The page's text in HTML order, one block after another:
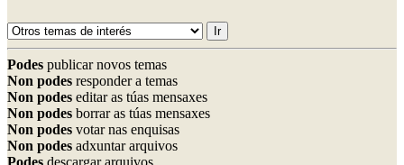
Podes publicar novos temas
Non podes responder a temas
Non podes editar as túas mensaxes
Non podes borrar as túas mensaxes
Non podes votar nas enquisas
Non podes adxuntar arquivos
Podes descargar arquivos